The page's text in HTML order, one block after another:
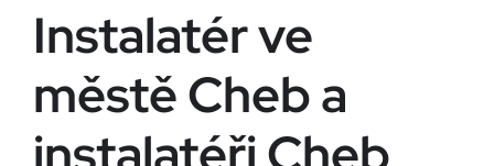
Instalatér ve
městě Cheb a